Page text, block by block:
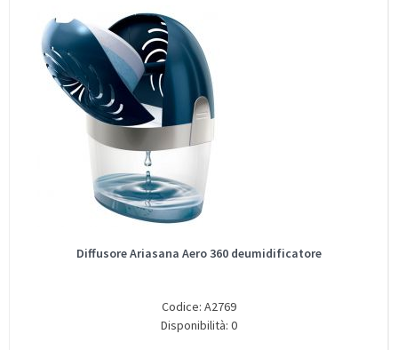
Diffusore Ariasana Aero 360 deumidificatore
Codice: A2769
Disponibilità: 0